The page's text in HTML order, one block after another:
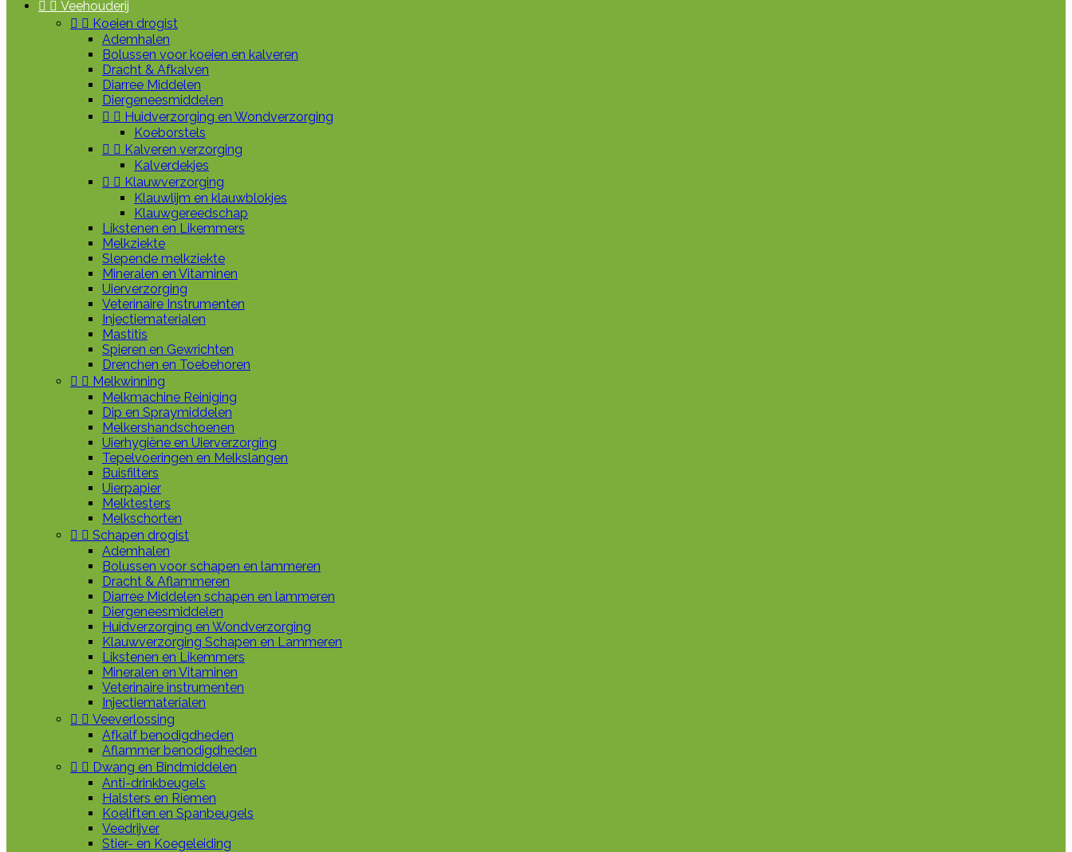
  Veehouderij
  Koeien drogist
Ademhalen
Bolussen voor koeien en kalveren
Dracht & Afkalven
Diarree Middelen
Diergeneesmiddelen
  Huidverzorging en Wondverzorging
Koeborstels
  Kalveren verzorging
Kalverdekjes
  Klauwverzorging
Klauwlijm en klauwblokjes
Klauwgereedschap
Likstenen en Likemmers
Melkziekte
Slepende melkziekte
Mineralen en Vitaminen
Uierverzorging
Veterinaire Instrumenten
Injectiematerialen
Mastitis
Spieren en Gewrichten
Drenchen en Toebehoren
  Melkwinning
Melkmachine Reiniging
Dip en Spraymiddelen
Melkershandschoenen
Uierhygiëne en Uierverzorging
Tepelvoeringen en Melkslangen
Buisfilters
Uierpapier
Melktesters
Melkschorten
  Schapen drogist
Ademhalen
Bolussen voor schapen en lammeren
Dracht & Aflammeren
Diarree Middelen schapen en lammeren
Diergeneesmiddelen
Huidverzorging en Wondverzorging
Klauwverzorging Schapen en Lammeren
Likstenen en Likemmers
Mineralen en Vitaminen
Veterinaire instrumenten
Injectiematerialen
  Veeverlossing
Afkalf benodigdheden
Aflammer benodigdheden
  Dwang en Bindmiddelen
Anti-drinkbeugels
Halsters en Riemen
Koeliften en Spanbeugels
Veedrijver
Stier- en Koegeleiding